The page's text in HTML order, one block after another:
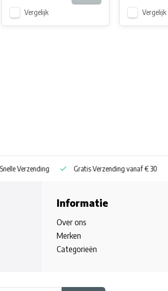
Vergelijk Vergelijk
Verzending Gratis Verzending vanaf € 30
Informatie
Over ons
Merken
Categorieën